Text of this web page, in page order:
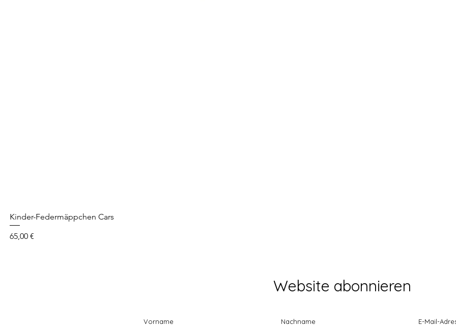
Kinder-Federmäppchen Cars
Prix
65,00 €
Website abonnieren
Vorname Nachname E-Mail-